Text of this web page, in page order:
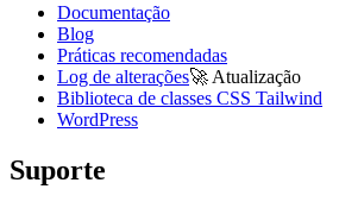
Documentação
Blog
Práticas recomendadas
Log de alterações🚀 Atualização
Biblioteca de classes CSS Tailwind
WordPress
Suporte